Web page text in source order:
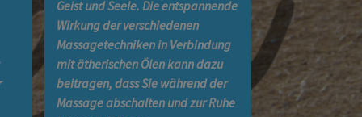
Geist und Seele. Die entspannende
Wirkung der verschiedenen
Massagetechniken in Verbindung
mit ätherischen Ölen kann dazu
beitragen, dass Sie während der
Massage abschalten und zur Ruhe